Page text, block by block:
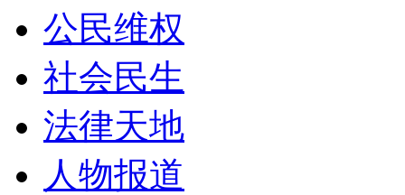
公民维权
社会民生
法律天地
人物报道